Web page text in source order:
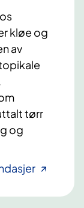
kløe og
av
tørr
og